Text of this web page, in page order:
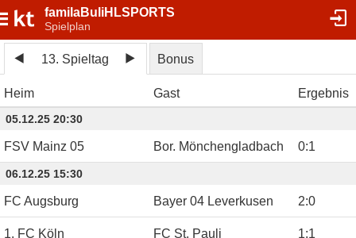
familaBuliHLSPORTS
Spielplan
13. Spieltag Bonus
Heim Gast Ergebnis
05.12.25 20:30
FSV Mainz 05 Bor. Mönchengladbach 0:1
06.12.25 15:30
FC Augsburg Bayer 04 Leverkusen 2:0
1. FC Köln FC St. Pauli 1:1